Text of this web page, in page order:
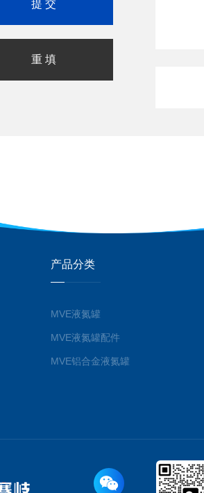
产品分类
MVE液氮罐
MVE液氮罐配件
MVE铝合金液氮罐